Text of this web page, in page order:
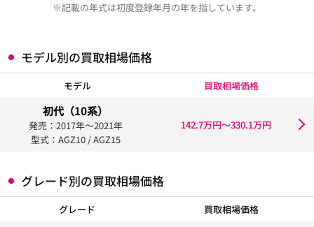
※記載の年式は初度登録年月の年を指しています。
モデル別の買取相場価格
モデル 買取相場価格
初代（10系）
発売：2017年〜2021年
型式：AGZ10 / AGZ15
142.7万円〜330.1万円
グレード別の買取相場価格
グレード 買取相場価格